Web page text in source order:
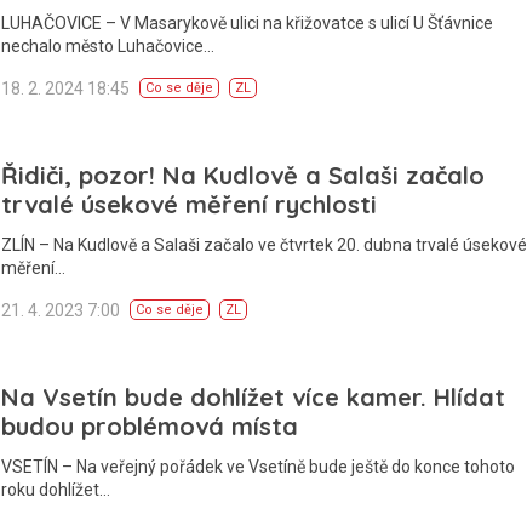
LUHAČOVICE – V Masarykově ulici na křižovatce s ulicí U Šťávnice
nechalo město Luhačovice…
18. 2. 2024 18:45 Co se děje ZL
Řidiči, pozor! Na Kudlově a Salaši začalo
trvalé úsekové měření rychlosti
ZLÍN – Na Kudlově a Salaši začalo ve čtvrtek 20. dubna trvalé úsekové
měření…
21. 4. 2023 7:00 Co se děje ZL
Na Vsetín bude dohlížet více kamer. Hlídat
budou problémová místa
VSETÍN – Na veřejný pořádek ve Vsetíně bude ještě do konce tohoto
roku dohlížet…